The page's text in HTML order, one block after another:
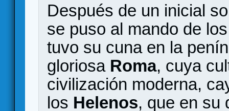
Después de un inicial
se puso al mando de
tuvo su cuna en la
gloriosa Roma, cuya
civilización moderna,
los Helenos, que en su